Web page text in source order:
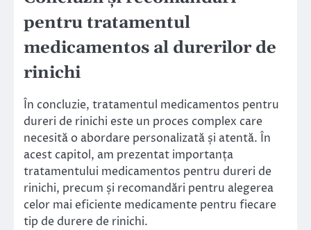
pentru tratamentul
medicamentos al durerilor de
rinichi
În concluzie, tratamentul medicamentos pentru
dureri de rinichi este un proces complex care
necesită o abordare personalizată și atentă. În
acest capitol, am prezentat importanța
tratamentului medicamentos pentru dureri de
rinichi, precum și recomandări pentru alegerea
celor mai eficiente medicamente pentru fiecare
tip de durere de rinichi.